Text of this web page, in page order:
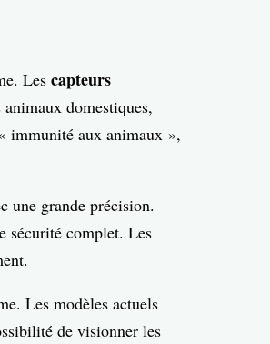
Lescapteurs
domestiques,
immunité aux animaux »,
une grande précision.
sécurité complet. Les
Les modèles actuels
de visionner les